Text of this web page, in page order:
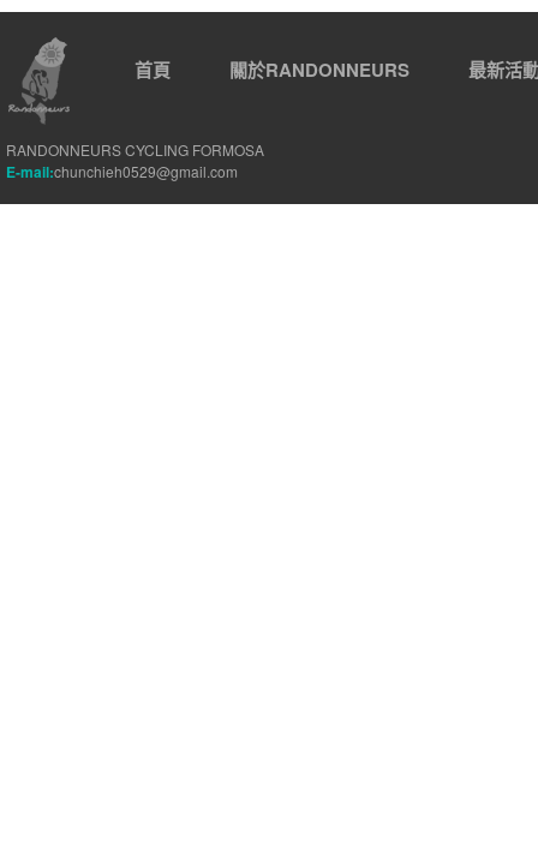
首頁 關於RANDONNEURS 最新活
RANDONNEURS CYCLING FORMOSA
E-mail:chunchieh0529@gmail.com